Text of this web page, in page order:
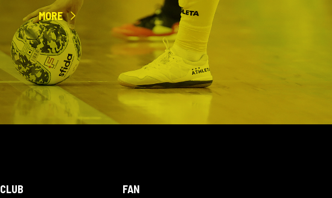
MORE
CLUB FAN